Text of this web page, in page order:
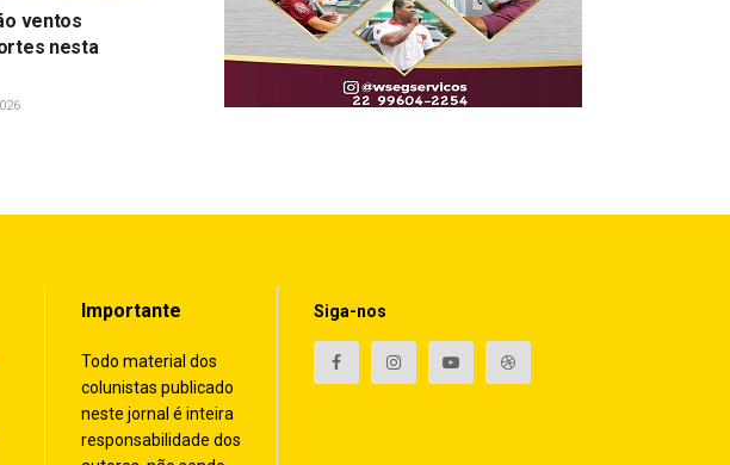
ventos
nesta
Importante
Todo material dos
colunistas publicado
neste jornal é inteira
responsabilidade dos
Siga-nos